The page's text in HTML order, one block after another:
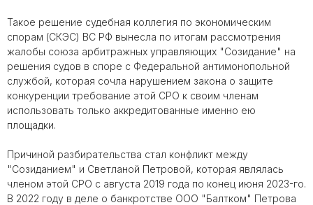
Такое решение судебная коллегия по экономическим
спорам (СКЭС) ВС РФ вынесла по итогам рассмотрения
жалобы союза арбитражных управляющих "Созидание" на
решения судов в споре с Федеральной антимонопольной
службой, которая сочла нарушением закона о защите
конкуренции требование этой СРО к своим членам
использовать только аккредитованные именно ею
площадки.
Причиной разбирательства стал конфликт между
"Созиданием" и Светланой Петровой, которая являлась
членом этой СРО с августа 2019 года по конец июня 2023-го.
В 2022 году в деле о банкротстве ООО "Балтком" Петрова